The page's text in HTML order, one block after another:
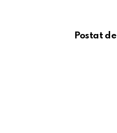
Postat de